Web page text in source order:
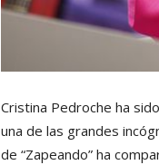
Cristina Pedroche ha
una de las grandes
de “Zapeando” ha